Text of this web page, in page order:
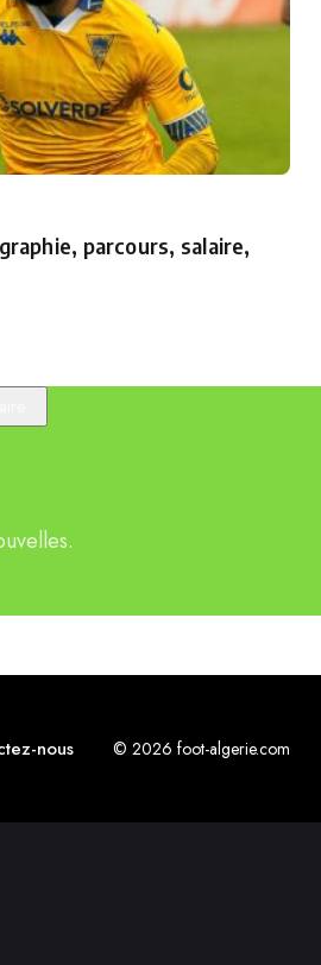
parcours, salaire,
nous © 2026 foot-algerie.com